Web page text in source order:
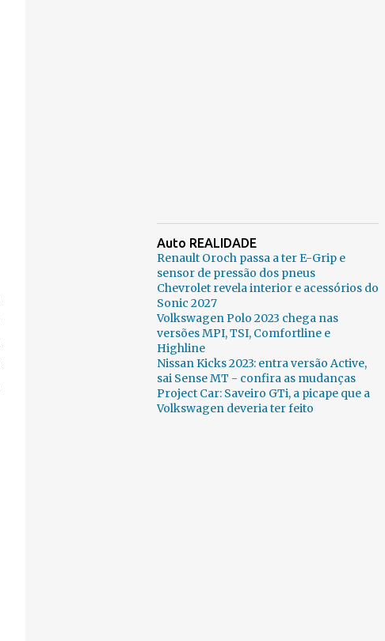
Auto REALIDADE
Renault Oroch passa a ter E-Grip e
sensor de pressão dos pneus
Chevrolet revela interior e acessórios do
Sonic 2027
Volkswagen Polo 2023 chega nas
versões MPI, TSI, Comfortline e
Highline
Nissan Kicks 2023: entra versão Active,
sai Sense MT - confira as mudanças
Project Car: Saveiro GTi, a picape que a
Volkswagen deveria ter feito